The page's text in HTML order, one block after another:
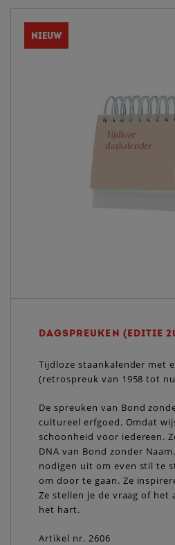
NIEUW
DAGSPREUKEN (EDITIE
Tijdloze staankalender met
(retrospreuk van 1958 tot
De spreuken van Bond
cultureel erfgoed. Omdat
schoonheid voor iedereen.
DNA van Bond zonder
nodigen uit om even stil te
om door te gaan. Ze
Ze stellen je de vraag of het
het hart.
Artikel nr. 2606